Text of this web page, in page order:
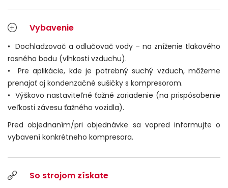
Vybavenie
• Dochladzovač a odlučovač vody – na zníženie tlakového
rosného bodu (vlhkosti vzduchu).
• Pre aplikácie, kde je potrebný suchý vzduch, môžeme
prenajať aj kondenzačné sušičky s kompresorom.
• Výškovo nastaviteľné ťažné zariadenie (na prispôsobenie
veľkosti závesu ťažného vozidla).
Pred objednaním/pri objednávke sa vopred informujte o
vybavení konkrétneho kompresora.
So strojom získate